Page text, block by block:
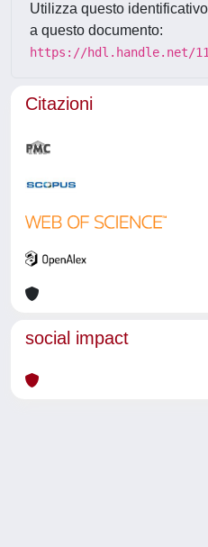
Utilizza questo
a questo documento:
https://hdl.handle.net/
Citazioni
social impact